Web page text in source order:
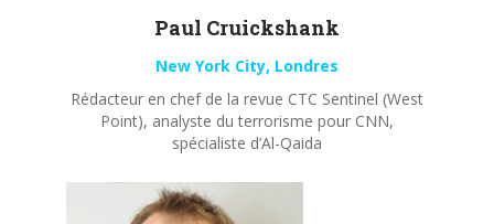
Paul Cruickshank
New York City, Londres
Rédacteur en chef de la revue CTC Sentinel (West
Point), analyste du terrorisme pour CNN,
spécialiste d’Al-Qaida